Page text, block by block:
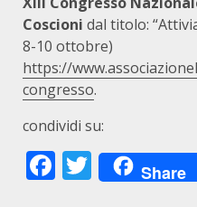
Coscioni dal titolo:
8-10 ottobre)
https://
congresso.
condividi su:
Facebook
Twitter
Share